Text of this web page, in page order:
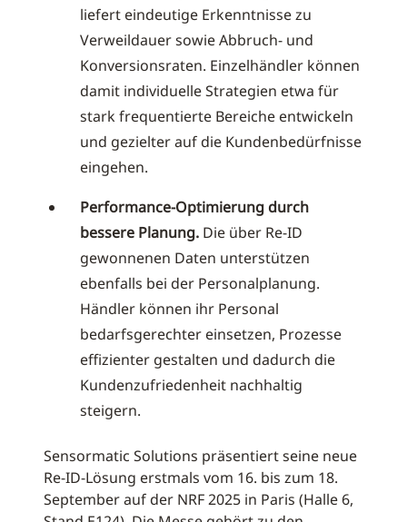
liefert eindeutige Erkenntnisse zu
Verweildauer sowie Abbruch- und
Konversionsraten. Einzelhändler können
damit individuelle Strategien etwa für
stark frequentierte Bereiche entwickeln
und gezielter auf die Kundenbedürfnisse
eingehen.
Performance-Optimierung durch
bessere Planung. Die über Re-ID
gewonnenen Daten unterstützen
ebenfalls bei der Personalplanung.
Händler können ihr Personal
bedarfsgerechter einsetzen, Prozesse
effizienter gestalten und dadurch die
Kundenzufriedenheit nachhaltig
steigern.
Sensormatic Solutions präsentiert seine neue
Re-ID-Lösung erstmals vom 16. bis zum 18.
September auf der NRF 2025 in Paris (Halle 6,